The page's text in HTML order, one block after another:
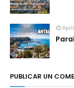
PUBLICAR UN